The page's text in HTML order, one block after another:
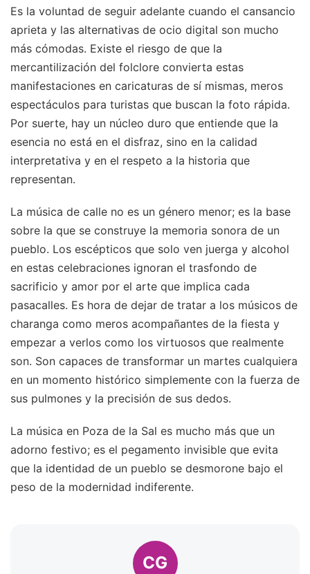
Es la voluntad de seguir adelante cuando el cansancio
aprieta y las alternativas de ocio digital son mucho
más cómodas. Existe el riesgo de que la
mercantilización del folclore convierta estas
manifestaciones en caricaturas de sí mismas, meros
espectáculos para turistas que buscan la foto rápida.
Por suerte, hay un núcleo duro que entiende que la
esencia no está en el disfraz, sino en la calidad
interpretativa y en el respeto a la historia que
representan.
La música de calle no es un género menor; es la base
sobre la que se construye la memoria sonora de un
pueblo. Los escépticos que solo ven juerga y alcohol
en estas celebraciones ignoran el trasfondo de
sacrificio y amor por el arte que implica cada
pasacalles. Es hora de dejar de tratar a los músicos de
charanga como meros acompañantes de la fiesta y
empezar a verlos como los virtuosos que realmente
son. Son capaces de transformar un martes cualquiera
en un momento histórico simplemente con la fuerza de
sus pulmones y la precisión de sus dedos.
La música en Poza de la Sal es mucho más que un
adorno festivo; es el pegamento invisible que evita
que la identidad de un pueblo se desmorone bajo el
peso de la modernidad indiferente.
CG